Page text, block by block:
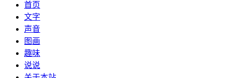
首页
文字
声音
图画
趣味
说说